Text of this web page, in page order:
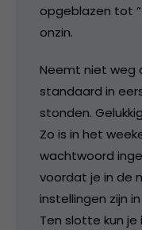
opgeblazen tot
onzin.
Neemt niet weg
standaard in
stonden.
Zo is in het
wachtwoord
voordat je in de
instellingen zijn
Ten slotte kun